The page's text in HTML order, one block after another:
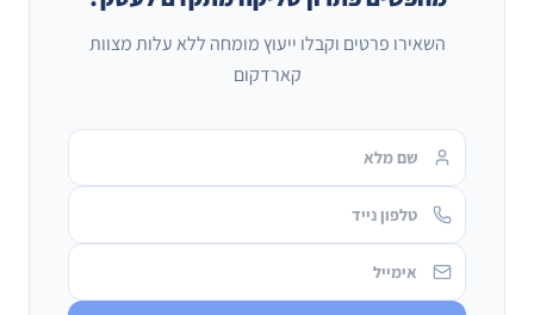
השאירו פרטים וקבלו ייעוץ מומחה ללא עלות מצוות
קארדקום